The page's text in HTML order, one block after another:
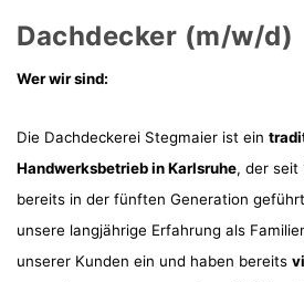
Dachdecker (m/w/d)
Wer wir sind:
Die Dachdeckerei Stegmaier ist ein
Handwerksbetrieb in Karlsruhe, der seit
bereits in der fünften Generation
unsere langjährige Erfahrung als
unserer Kunden ein und haben bereits